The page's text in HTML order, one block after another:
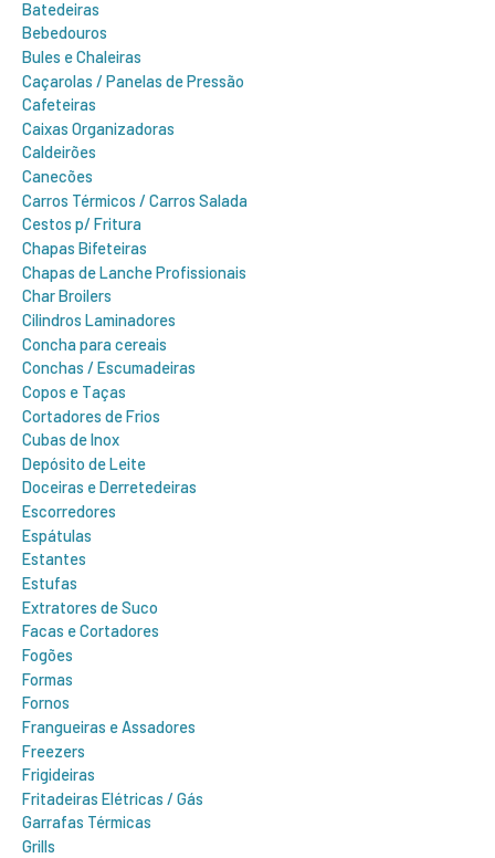
Batedeiras
Bebedouros
Bules e Chaleiras
Caçarolas / Panelas de Pressão
Cafeteiras
Caixas Organizadoras
Caldeirões
Canecões
Carros Térmicos / Carros Salada
Cestos p/ Fritura
Chapas Bifeteiras
Chapas de Lanche Profissionais
Char Broilers
Cilindros Laminadores
Concha para cereais
Conchas / Escumadeiras
Copos e Taças
Cortadores de Frios
Cubas de Inox
Depósito de Leite
Doceiras e Derretedeiras
Escorredores
Espátulas
Estantes
Estufas
Extratores de Suco
Facas e Cortadores
Fogões
Formas
Fornos
Frangueiras e Assadores
Freezers
Frigideiras
Fritadeiras Elétricas / Gás
Garrafas Térmicas
Grills